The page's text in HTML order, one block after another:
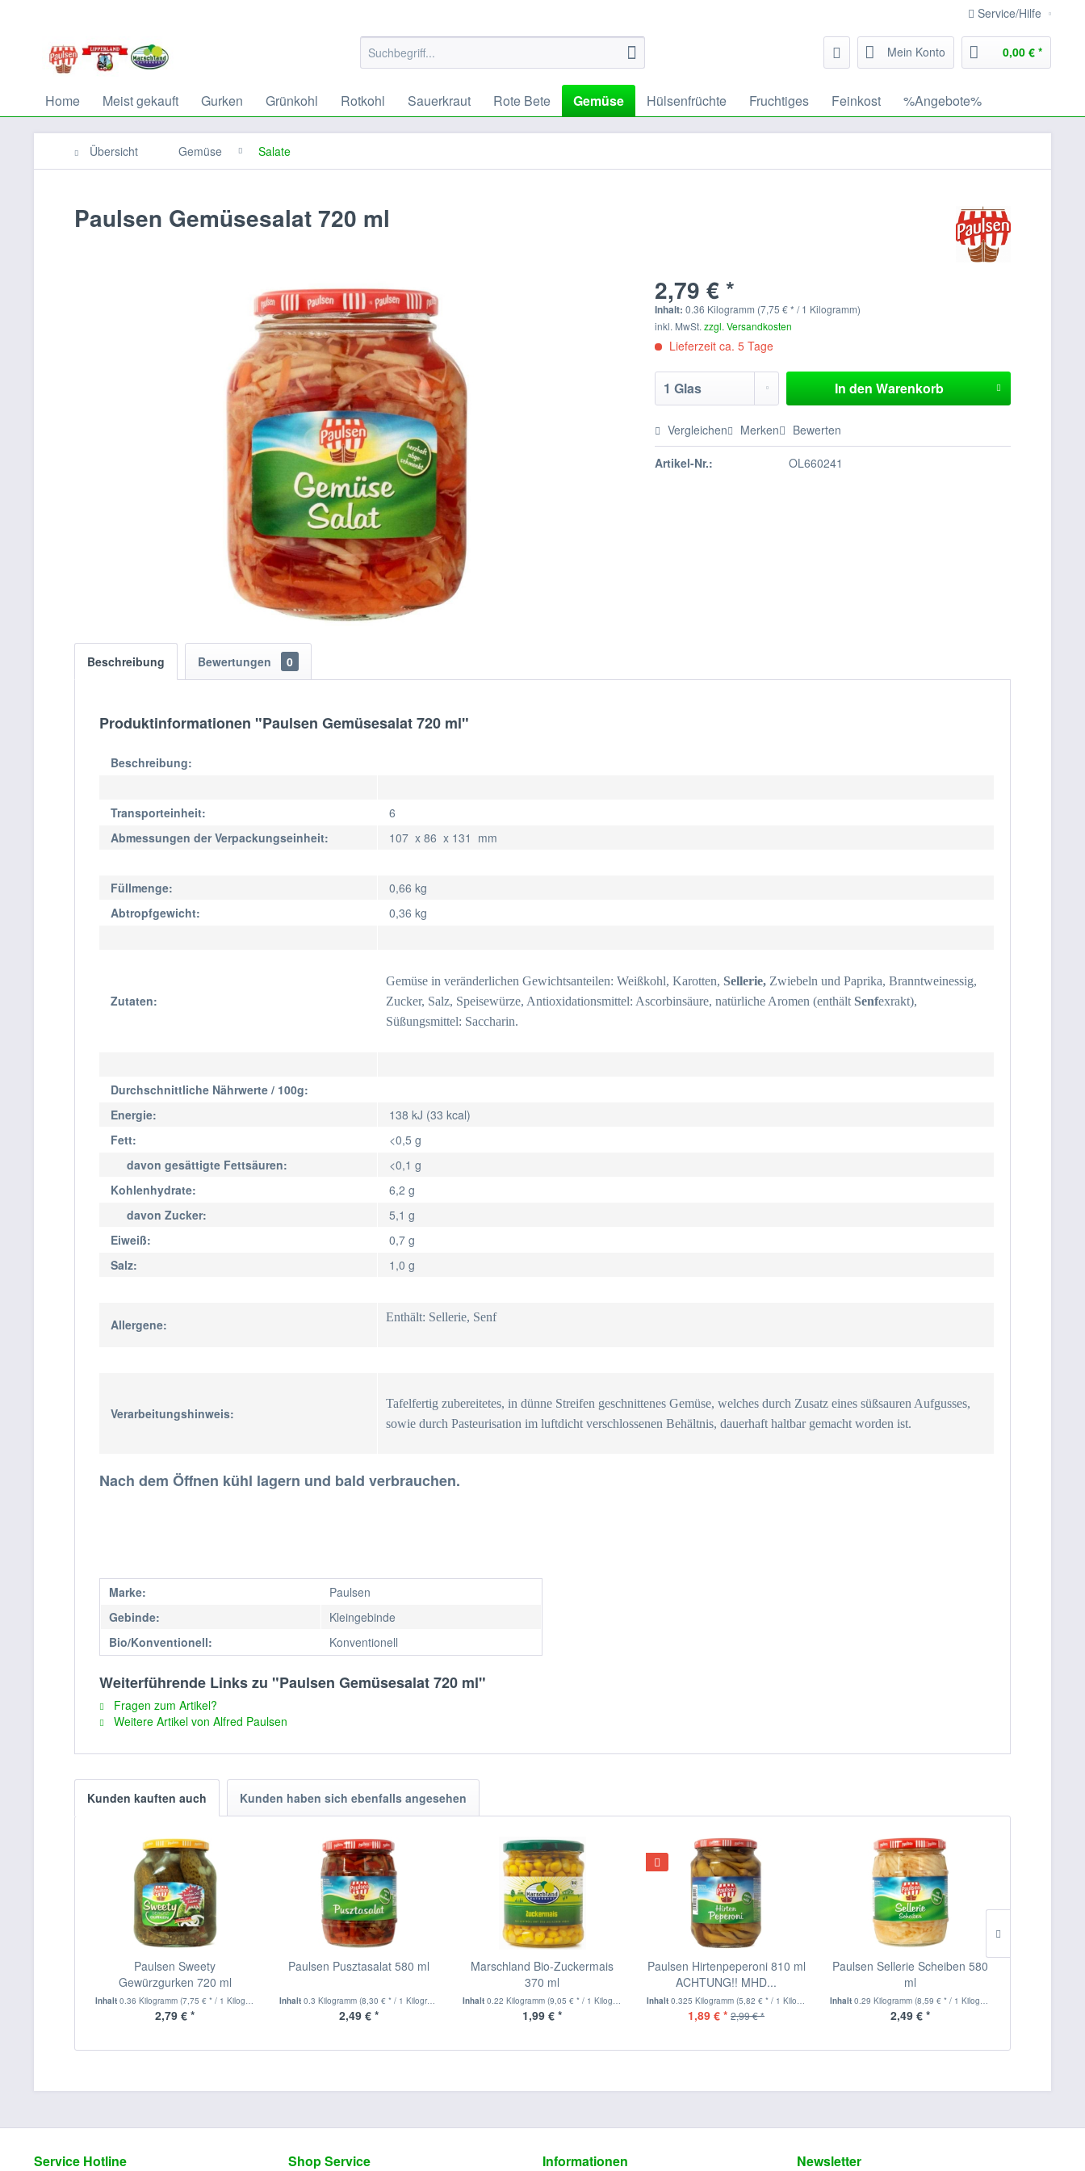
Service/Hilfe
Mein Konto 0,00 € *
Home Meist gekauft Gurken Grünkohl Rotkohl Sauerkraut Rote Bete Gemüse Hülsenfrüchte Fruchtiges Feinkost %Angebote%
Übersicht Gemüse Salate
Paulsen Gemüsesalat 720 ml
2,79 € *
Inhalt:0.36 Kilogramm (7,75 € * / 1 Kilogramm)
inkl. MwSt.zzgl. Versandkosten
Lieferzeit ca. 5 Tage
In den Warenkorb
Vergleichen Merken Bewerten
Artikel-Nr.: OL660241
Beschreibung Bewertungen 0
Produktinformationen "Paulsen Gemüsesalat 720 ml"
Beschreibung:
Transporteinheit:
6
Abmessungen der Verpackungseinheit:
107 x 86 x 131 mm
Füllmenge:
0,66 kg
Abtropfgewicht:
0,36 kg
Zutaten:
Gemüse in veränderlichen Gewichtsanteilen: Weißkohl, Karotten, Sellerie, Zwiebeln und Paprika, Branntweinessig,
Zucker, Salz, Speisewürze, Antioxidationsmittel: Ascorbinsäure, natürliche Aromen (enthält Senfexrakt),
Süßungsmittel: Saccharin.
Durchschnittliche Nährwerte / 100g:
Energie:
138 kJ (33 kcal)
Fett:
<0,5 g
davon gesättigte Fettsäuren:
<0,1 g
Kohlenhydrate:
6,2 g
davon Zucker:
5,1 g
Eiweiß:
0,7 g
Salz:
1,0 g
Allergene: Enthält: Sellerie, Senf
Verarbeitungshinweis:
Tafelfertig zubereitetes, in dünne Streifen geschnittenes Gemüse, welches durch Zusatz eines süßsauren Aufgusses,
sowie durch Pasteurisation im luftdicht verschlossenen Behältnis, dauerhaft haltbar gemacht worden ist.
Nach dem Öffnen kühl lagern und bald verbrauchen.
Marke:
Paulsen
Gebinde:
Kleingebinde
Bio/Konventionell:
Konventionell
Weiterführende Links zu "Paulsen Gemüsesalat 720 ml"
Fragen zum Artikel?
Weitere Artikel von Alfred Paulsen
Kunden kauften auch Kunden haben sich ebenfalls angesehen
Paulsen Sweety
Gewürzgurken 720 ml
Inhalt 0.36 Kilogramm (7,75 € * / 1 Kilogramm)
2,79 € *
Paulsen Pusztasalat 580 ml
Inhalt 0.3 Kilogramm (8,30 € * / 1 Kilogramm)
2,49 € *
Marschland Bio-Zuckermais
370 ml
Inhalt0.22 Kilogramm(9,05 € * / 1 Kilogramm)
1,99 € *
Paulsen Hirtenpeperoni 810 ml
ACHTUNG!! MHD...
Inhalt 0.325 Kilogramm (5,82 € * / 1 Kilogramm)
1,89 € * 2,99 € *
Paulsen Sellerie Scheiben 580
ml
Inhalt0.29 Kilogramm(8,59 € * / 1 Kilogramm)
2,49 € *
Service Hotline Shop Service Informationen Newsletter